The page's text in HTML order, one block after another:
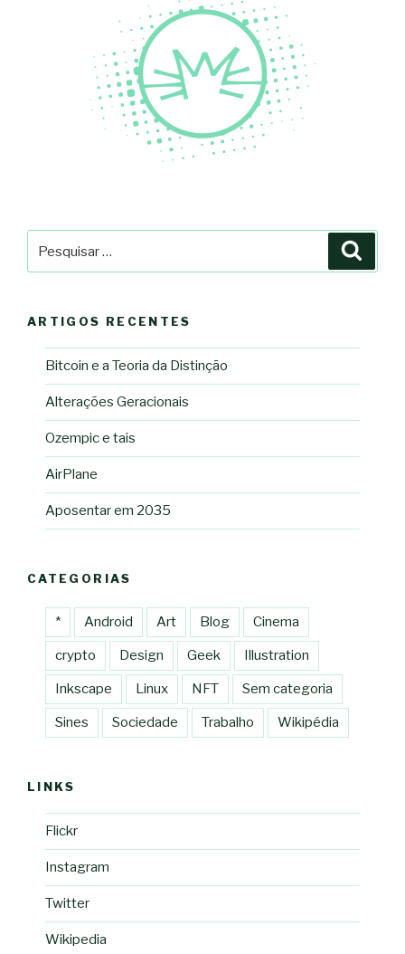
ARTIGOS RECENTES
Bitcoin e a Teoria da Distinção
Alterações Geracionais
Ozempic e tais
AirPlane
Aposentar em 2035
CATEGORIAS
* Android Art Blog Cinema
crypto Design Geek Illustration
Inkscape Linux NFT Sem categoria
Sines Sociedade Trabalho Wikipédia
LINKS
Flickr
Instagram
Twitter
Wikipedia